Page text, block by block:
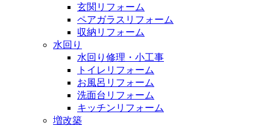
玄関リフォーム
ペアガラスリフォーム
収納リフォーム
水回り
水回り修理・小工事
トイレリフォーム
お風呂リフォーム
洗面台リフォーム
キッチンリフォーム
増改築